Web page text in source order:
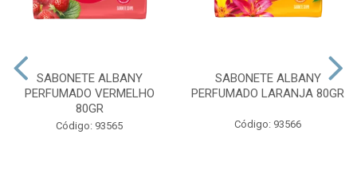
SABONETE ALBANY
PERFUMADO VERMELHO
80GR
Código: 93565
SABONETE ALBANY
PERFUMADO LARANJA 80GR
Código: 93566